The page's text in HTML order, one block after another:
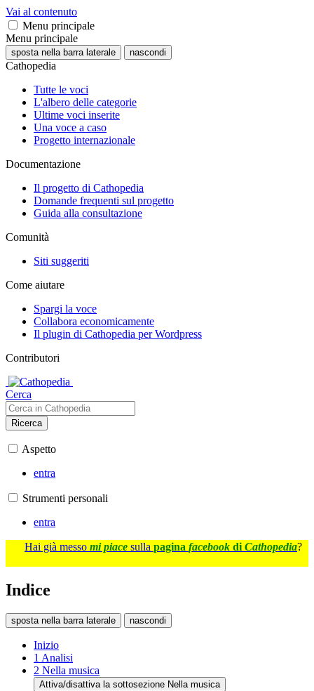
Vai al contenuto
Menu principale
Menu principale
sposta nella barra laterale nascondi
Cathopedia
Tutte le voci
L'albero delle categorie
Ultime voci inserite
Una voce a caso
Progetto internazionale
Documentazione
Il progetto di Cathopedia
Domande frequenti sul progetto
Guida alla consultazione
Comunità
Siti suggeriti
Come aiutare
Spargi la voce
Collabora economicamente
Il plugin di Cathopedia per Wordpress
Contributori
Cerca
Ricerca
Aspetto
entra
Strumenti personali
entra
Hai già messo mi piace sulla pagina facebook di Cathopedia?
Indice
sposta nella barra laterale nascondi
Inizio
1 Analisi
2 Nella musica
Attiva/disattiva la sottosezione Nella musica